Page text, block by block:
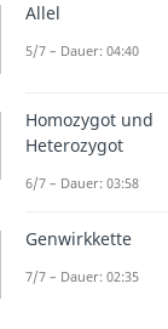
dir jetzt unser
In einem
konkrete
vorbereitet,
anwenden
Allel
5/7 – Dauer: 04:40
Homozygot und
Heterozygot
6/7 – Dauer: 03:58
Genwirkkette
7/7 – Dauer: 02:35